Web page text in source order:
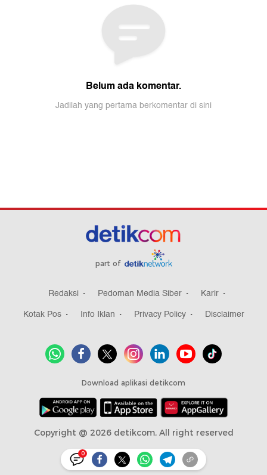
0
part of
Redaksi Pedoman Media Siber
Karir
Kotak Pos
Info Iklan Privacy Policy Disclaimer
Download aplikasi detikcom
Copyright @ 2026 detikcom, All right reserved